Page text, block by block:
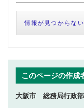
情報が見つからな
このページの作成
大阪市 総務局行政